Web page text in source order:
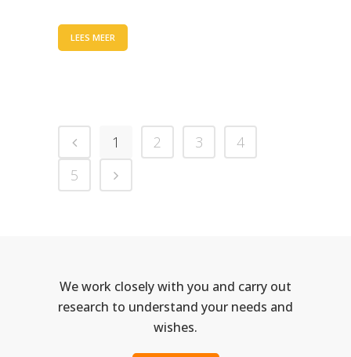
LEES MEER
1 2 3
4
5
We work closely with you and carry out
research to understand your needs and
wishes.